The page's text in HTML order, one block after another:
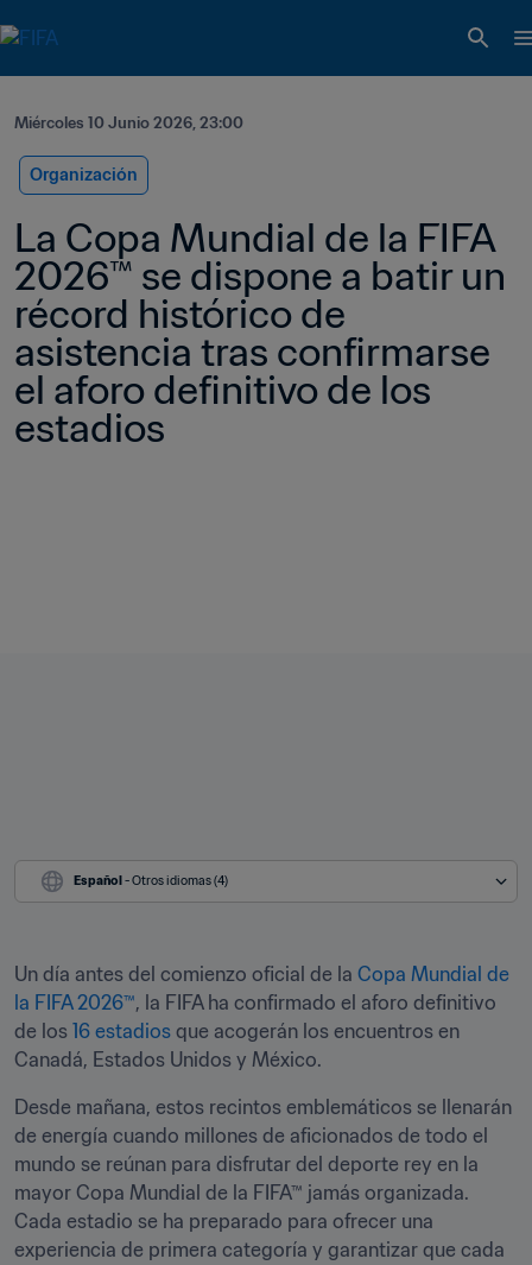
Miércoles 10 Junio 2026, 23:00
Organización
La Copa Mundial de la FIFA
2026™ se dispone a batir un
récord histórico de
asistencia tras confirmarse
el aforo definitivo de los
estadios
Español - Otros idiomas (4)
Un día antes del comienzo oficial de la Copa Mundial de
la FIFA 2026™, la FIFA ha confirmado el aforo definitivo
de los 16 estadios que acogerán los encuentros en
Canadá, Estados Unidos y México.
Desde mañana, estos recintos emblemáticos se llenarán
de energía cuando millones de aficionados de todo el
mundo se reúnan para disfrutar del deporte rey en la
mayor Copa Mundial de la FIFA™ jamás organizada.
Cada estadio se ha preparado para ofrecer una
experiencia de primera categoría y garantizar que cada